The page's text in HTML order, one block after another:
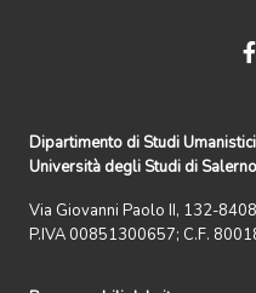
Dipartimento di Studi Umanistici
Università degli Studi di Salerno
Via Giovanni Paolo II, 132-
P.IVA 00851300657; C.F.